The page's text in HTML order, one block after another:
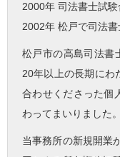
2000年 司法書士試験
2002年 松戸で司法
松戸市の高島司法書
20年以上の長期にわ
合わせくださった個
わってまいりました。
当事務所の新規開業